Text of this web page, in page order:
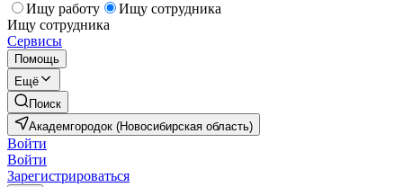
Ищу работу
Ищу сотрудника
Ищу сотрудника
Сервисы
Помощь
Ещё
Поиск
Академгородок (Новосибирская область)
Войти
Войти
Зарегистрироваться